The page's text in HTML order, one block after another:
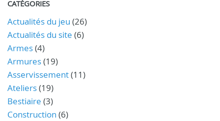
CATÉGORIES
Actualités du jeu (26)
Actualités du site (6)
Armes(4)
Armures(19)
Asservissement(11)
Ateliers(19)
Bestiaire (3)
Construction (6)